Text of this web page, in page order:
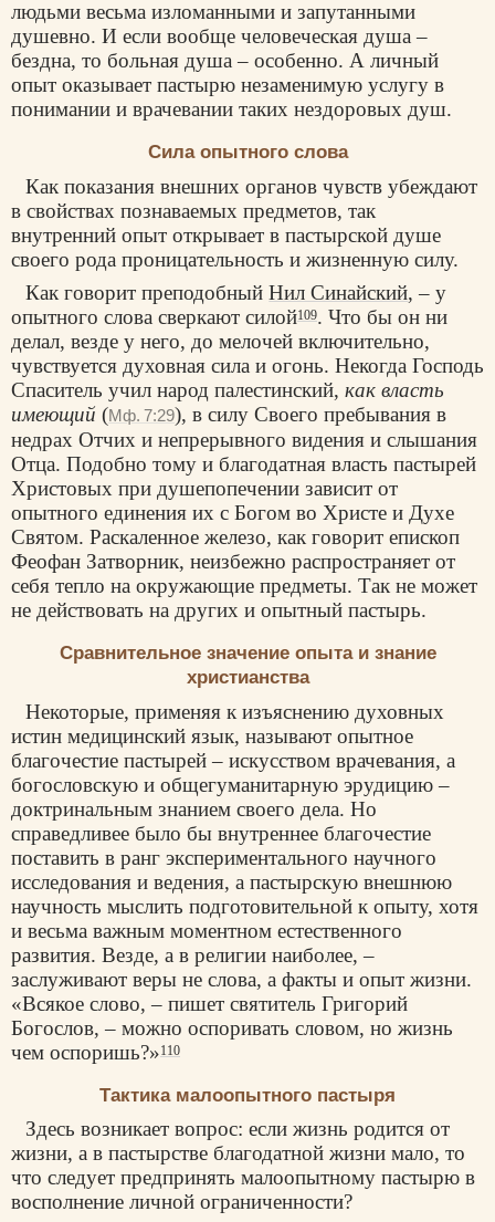
людьми весьма изломанными и запутанными
душевно. И если вообще человеческая душа –
бездна, то больная душа – особенно. А личный
опыт оказывает пастырю незаменимую услугу в
понимании и врачевании таких нездоровых душ.
Сила опытного слова
Как показания внешних органов чувств убеждают
в свойствах познаваемых предметов, так
внутренний опыт открывает в пастырской душе
своего рода проницательность и жизненную силу.
Как говорит преподобныйНил Синайский, – у
опытного слова сверкают силой109. Что бы он ни
делал, везде у него, до мелочей включительно,
чувствуется духовная сила и огонь. Некогда Господь
Спаситель учил народ палестинский, как власть
имеющий (Мф. 7:29), в силу Своего пребывания в
недрах Отчих и непрерывного видения и слышания
Отца. Подобно тому и благодатная власть пастырей
Христовых при душепопечении зависит от
опытного единения их с Богом во Христе и Духе
Святом. Раскаленное железо, как говорит епископ
Феофан Затворник, неизбежно распространяет от
себя тепло на окружающие предметы. Так не может
не действовать на других и опытный пастырь.
Сравнительное значение опыта и знание
христианства
Некоторые, применяя к изъяснению духовных
истин медицинский язык, называют опытное
благочестие пастырей – искусством врачевания, а
богословскую и общегуманитарную эрудицию –
доктринальным знанием своего дела. Но
справедливее было бы внутреннее благочестие
поставить в ранг экспериментального научного
исследования и ведения, а пастырскую внешнюю
научность мыслить подготовительной к опыту, хотя
и весьма важным моментном естественного
развития. Везде, а в религии наиболее, –
заслуживают веры не слова, а факты и опыт жизни.
«Всякое слово, – пишет святитель Григорий
Богослов, – можно оспоривать словом, но жизнь
чем оспоришь?»110
Тактика малоопытного пастыря
Здесь возникает вопрос: если жизнь родится от
жизни, а в пастырстве благодатной жизни мало, то
что следует предпринять малоопытному пастырю в
восполнение личной ограниченности?